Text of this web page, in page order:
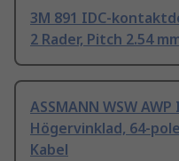
3M 891 IDC-
2 Rader, Pitch 2.54
ASSMANN WSW
Högervinklad, 64-
Kabel